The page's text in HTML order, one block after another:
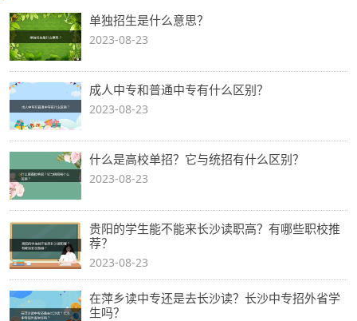
单独招生是什么意思？
2023-08-23
成人中专和普通中专有什么区别？
2023-08-23
什么是高校单招？它与统招有什么区别？
2023-08-23
贵阳的学生能不能来长沙读职高？有哪些职校推
荐？
2023-08-23
在萍乡读中专还是去长沙读？长沙中专招外省学
生吗？